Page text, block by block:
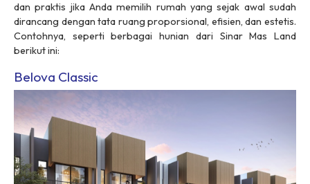
dan praktis jika Anda memilih rumah yang sejak awal sudah
dirancang dengan tata ruang proporsional, efisien, dan estetis.
Contohnya, seperti berbagai hunian dari Sinar Mas Land
berikut ini:
Belova Classic